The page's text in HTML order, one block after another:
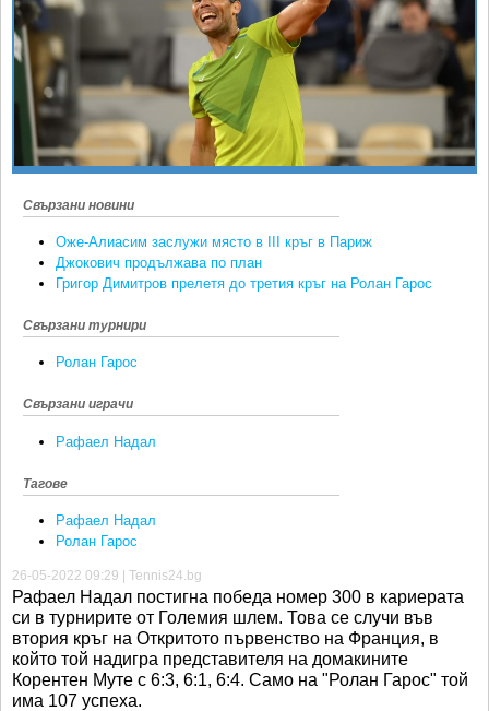
SOFIA OPEN
КЛУБОВЕ
БЛОГ
ВИДЕО
ЖЪЛТО
Ретро
Спорт&Фитнес
Други
Любители
Свързани новини
Оже-Алиасим заслужи място в III кръг в Париж
Джокович продължава по план
Григор Димитров прелетя до третия кръг на Ролан Гарос
Свързани турнири
Ролан Гарос
Свързани играчи
Рафаел Надал
Тагове
Рафаел Надал
Ролан Гарос
26-05-2022 09:29 | Tennis24.bg
Рафаел Надал постигна победа номер 300 в кариерата
си в турнирите от Големия шлем. Това се случи във
втория кръг на Откритото първенство на Франция, в
който той надигра представителя на домакините
Корентен Муте с 6:3, 6:1, 6:4. Само на "Ролан Гарос" той
има 107 успеха.